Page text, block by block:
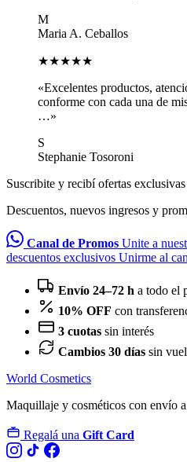
M
Maria A. Ceballos
★★★★★
«Excelentes productos,
conforme con cada una de
…»
S
Stephanie Tosoroni
Suscribite y recibí ofertas exclusivas
Descuentos, nuevos ingresos y
Canal de Promos Unite a
descuentos exclusivos Unirme al
Envío 24–72 h a todo el
10% OFF con
3 cuotas sin interés
Cambios 30 días sin
World Cosmetics
Maquillaje y cosméticos con envío
Regalá una Gift Card